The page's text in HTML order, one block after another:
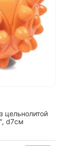
цельнолитой
d7см